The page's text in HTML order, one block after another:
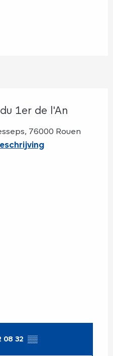
1er de l'An
76000 Rouen
08 32 ▒▒